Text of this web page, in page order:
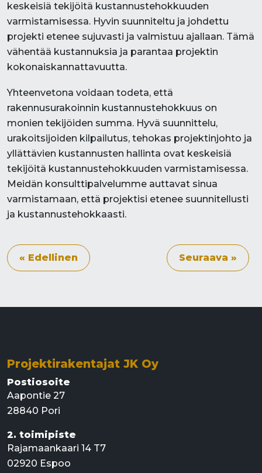
keskeisiä tekijöitä kustannustehokkuuden
varmistamisessa. Hyvin suunniteltu ja johdettu
projekti etenee sujuvasti ja valmistuu ajallaan. Tämä
vähentää kustannuksia ja parantaa projektin
kokonaiskannattavuutta.
Yhteenvetona voidaan todeta, että
rakennusurakoinnin kustannustehokkuus on
monien tekijöiden summa. Hyvä suunnittelu,
urakoitsijoiden kilpailutus, tehokas projektinjohto ja
yllättävien kustannusten hallinta ovat keskeisiä
tekijöitä kustannustehokkuuden varmistamisessa.
Meidän konsulttipalvelumme auttavat sinua
varmistamaan, että projektisi etenee suunnitellusti
ja kustannustehokkaasti.
« Edellinen Seuraava »
Projektirakentajat JK Oy
Postiosoite
Aapontie 27
28840 Pori
2. toimipiste
Rajamaankaari 14 T7
02920 Espoo